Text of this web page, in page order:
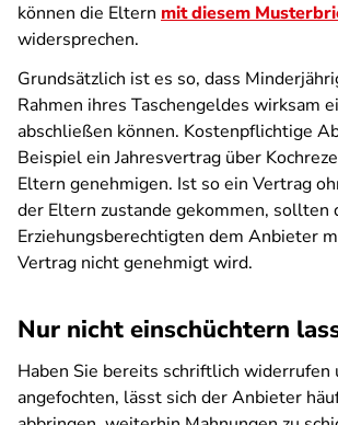
können die Eltern mit diesem
widersprechen.
Grundsätzlich ist es so, dass
Rahmen ihres Taschengeldes wirksam
abschließen können. Kostenpflichtige
Beispiel ein Jahresvertrag über
Eltern genehmigen. Ist so ein Vertrag
der Eltern zustande gekommen, sollten
Erziehungsberechtigten dem Anbieter
Vertrag nicht genehmigt wird.
Nur nicht einschüchtern
Haben Sie bereits schriftlich widerrufen
angefochten, lässt sich der Anbieter